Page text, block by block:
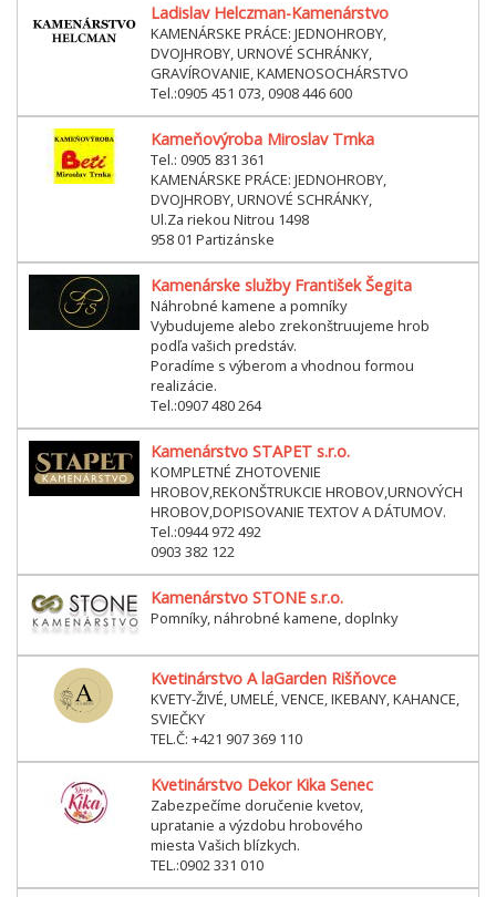
Ladislav Helczman-Kamenárstvo
KAMENÁRSKE PRÁCE: JEDNOHROBY,
DVOJHROBY, URNOVÉ SCHRÁNKY,
GRAVÍROVANIE, KAMENOSOCHÁRSTVO
Tel.:0905 451 073, 0908 446 600
Kameňovýroba Miroslav Trnka
Tel.: 0905 831 361
KAMENÁRSKE PRÁCE: JEDNOHROBY,
DVOJHROBY, URNOVÉ SCHRÁNKY,
Ul.Za riekou Nitrou 1498
958 01 Partizánske
Kamenárske služby František Šegita
Náhrobné kamene a pomníky
Vybudujeme alebo zrekonštruujeme hrob
podľa vašich predstáv.
Poradíme s výberom a vhodnou formou
realizácie.
Tel.:0907 480 264
Kamenárstvo STAPET s.r.o.
KOMPLETNÉ ZHOTOVENIE
HROBOV,REKONŠTRUKCIE HROBOV,URNOVÝCH
HROBOV,DOPISOVANIE TEXTOV A DÁTUMOV.
Tel.:0944 972 492
0903 382 122
Kamenárstvo STONE s.r.o.
Pomníky, náhrobné kamene, doplnky
Kvetinárstvo A laGarden Rišňovce
KVETY-ŽIVÉ, UMELÉ, VENCE, IKEBANY, KAHANCE,
SVIEČKY
TEL.Č: +421 907 369 110
Kvetinárstvo Dekor Kika Senec
Zabezpečíme doručenie kvetov,
upratanie a výzdobu hrobového
miesta Vašich blízkych.
TEL.:0902 331 010